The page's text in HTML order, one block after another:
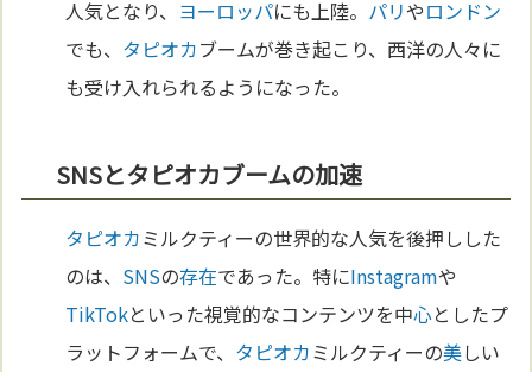
人気となり、 ヨーロッパにも上陸。 パリやロンドン
でも、 タピオカブームが巻き起こり、西洋の人々に
も受け入れられるようになった。
SNSとタピオカブームの加速
タピオカミルクティーの世界的な人気を後押しした
のは、 SNSの存在であった。特にInstagramや
TikTokといった視覚的なコンテンツを中心としたプ
ラットフォームで、 タピオカミルクティーの美しい